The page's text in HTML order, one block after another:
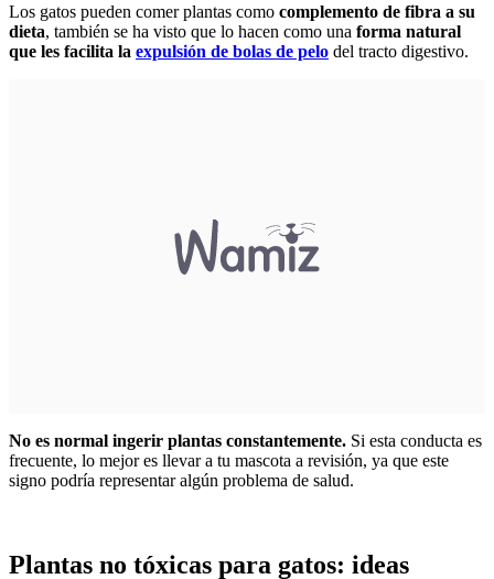
Los gatos pueden comer plantas como complemento de fibra a su
dieta, también se ha visto que lo hacen como una forma natural
que les facilita la expulsión de bolas de pelo del tracto digestivo.
No es normal ingerir plantas constantemente. Si esta conducta es
frecuente, lo mejor es llevar a tu mascota a revisión, ya que este
signo podría representar algún problema de salud.
Plantas no tóxicas para gatos: ideas